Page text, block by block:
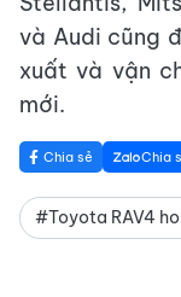
và Audi cũng
xuất và vận
mới.
Chia sẻ Chia
#Toyota RAV4